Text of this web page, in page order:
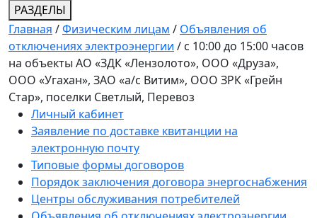
РАЗДЕЛЫ
Главная /Физическим лицам / Объявления об
отключениях электроэнергии / с 10:00 до 15:00 часов
на объекты АО «ЗДК «Лензолото», ООО «Друза»,
ООО «Угахан», ЗАО «а/с Витим», ООО ЗРК «Грейн
Стар», поселки Светлый, Перевоз
Личный кабинет
Заявление по доставке квитанции на
электронную почту
Типовые формы договоров
Порядок заключения договора энергоснабжения
Центры обслуживания потребителей